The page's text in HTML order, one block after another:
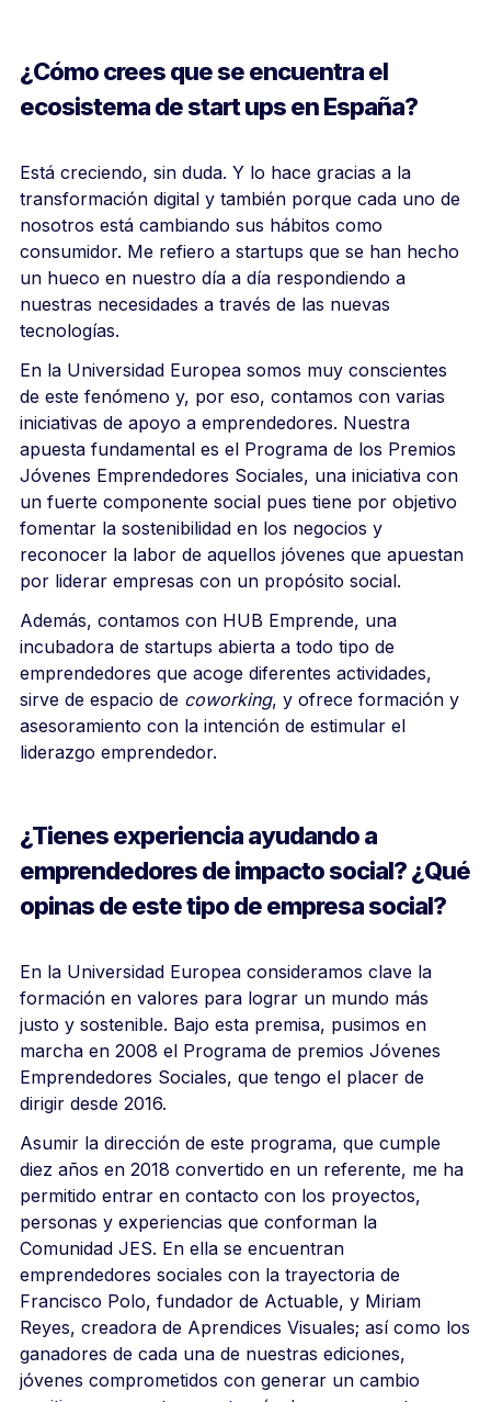
¿Cómo crees que se encuentra el
ecosistema de start ups en España?
Está creciendo, sin duda. Y lo hace gracias a la
transformación digital y también porque cada uno de
nosotros está cambiando sus hábitos como
consumidor. Me refiero a startups que se han hecho
un hueco en nuestro día a día respondiendo a
nuestras necesidades a través de las nuevas
tecnologías.
En la Universidad Europea somos muy conscientes
de este fenómeno y, por eso, contamos con varias
iniciativas de apoyo a emprendedores. Nuestra
apuesta fundamental es el Programa de los Premios
Jóvenes Emprendedores Sociales, una iniciativa con
un fuerte componente social pues tiene por objetivo
fomentar la sostenibilidad en los negocios y
reconocer la labor de aquellos jóvenes que apuestan
por liderar empresas con un propósito social.
Además, contamos con HUB Emprende, una
incubadora de startups abierta a todo tipo de
emprendedores que acoge diferentes actividades,
sirve de espacio de coworking, y ofrece formación y
asesoramiento con la intención de estimular el
liderazgo emprendedor.
¿Tienes experiencia ayudando a
emprendedores de impacto social? ¿Qué
opinas de este tipo de empresa social?
En la Universidad Europea consideramos clave la
formación en valores para lograr un mundo más
justo y sostenible. Bajo esta premisa, pusimos en
marcha en 2008 el Programa de premios Jóvenes
Emprendedores Sociales, que tengo el placer de
dirigir desde 2016.
Asumir la dirección de este programa, que cumple
diez años en 2018 convertido en un referente, me ha
permitido entrar en contacto con los proyectos,
personas y experiencias que conforman la
Comunidad JES. En ella se encuentran
emprendedores sociales con la trayectoria de
Francisco Polo, fundador de Actuable, y Miriam
Reyes, creadora de Aprendices Visuales; así como los
ganadores de cada una de nuestras ediciones,
jóvenes comprometidos con generar un cambio